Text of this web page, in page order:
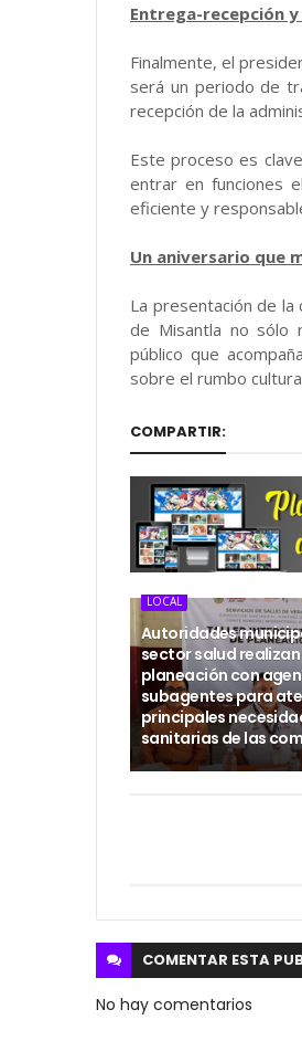
Entrega-recepción
Finalmente, el
será un periodo de
recepción de la
Este proceso es
entrar en funciones
eficiente y
Un aniversario que
La presentación de
de Misantla no sólo
público que
sobre el rumbo
COMPARTIR:
LOCAL
Autoridades
sector salud
planeación con
subagentes para
principales
sanitarias de las
COMENTAR ESTA
No hay comentarios